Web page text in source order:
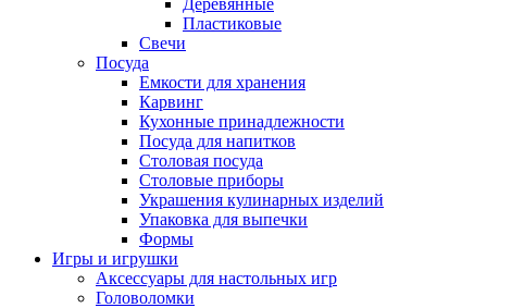
Деревянные
Пластиковые
Свечи
Посуда
Емкости для хранения
Карвинг
Кухонные принадлежности
Посуда для напитков
Столовая посуда
Столовые приборы
Украшения кулинарных изделий
Упаковка для выпечки
Формы
Игры и игрушки
Аксессуары для настольных игр
Головоломки